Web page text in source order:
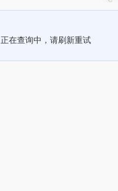
正在查询中，请刷新重试